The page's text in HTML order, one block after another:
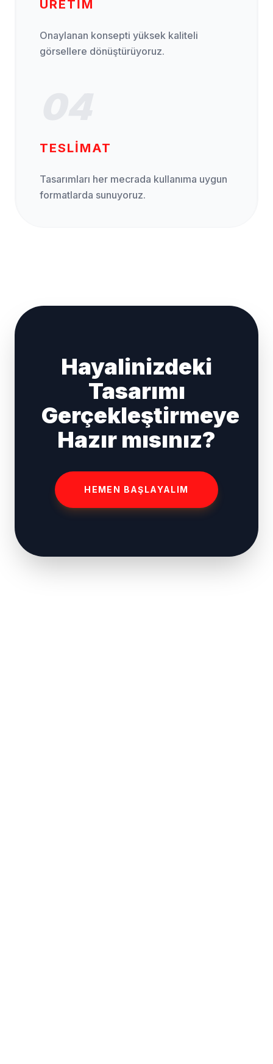
ÜRETIM
Onaylanan konsepti yüksek kaliteli
görsellere dönüştürüyoruz.
TESLIMAT
Tasarımları her mecrada kullanıma uygun
formatlarda sunuyoruz.
Hayalinizdeki
Tasarımı
Gerçekleştirmeye
Hazır mısınız?
HEMEN BAŞLAYALIM